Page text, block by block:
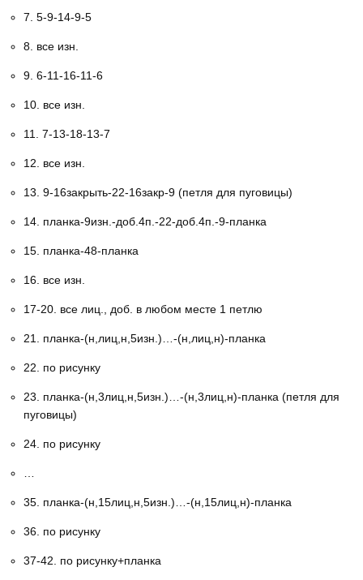
7. 5-9-14-9-5
8. все изн.
9. 6-11-16-11-6
10. все изн.
11. 7-13-18-13-7
12. все изн.
13. 9-16закрыть-22-16закр-9 (петля для пуговицы)
14. планка-9изн.-доб.4п.-22-доб.4п.-9-планка
15. планка-48-планка
16. все изн.
17-20. все лиц., доб. в любом месте 1 петлю
21. планка-(н,лиц,н,5изн.)…-(н,лиц,н)-планка
22. по рисунку
23. планка-(н,3лиц,н,5изн.)…-(н,3лиц,н)-планка (петля для
пуговицы)
24. по рисунку
35. планка-(н,15лиц,н,5изн.)…-(н,15лиц,н)-планка
36. по рисунку
37-42. по рисунку+планка